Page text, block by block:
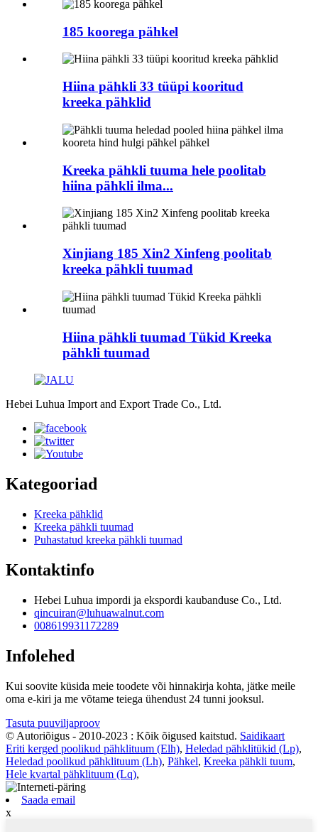
185 koorega pähkel
Hiina pähkli 33 tüüpi kooritud
kreeka pähklid
Kreeka pähkli tuuma hele poolitab
hiina pähkli ilma...
Xinjiang 185 Xin2 Xinfeng poolitab
kreeka pähkli tuumad
Hiina pähkli tuumad Tükid Kreeka
pähkli tuumad
Hebei Luhua Import and Export Trade Co., Ltd.
Kategooriad
Kreeka pähklid
Kreeka pähkli tuumad
Puhastatud kreeka pähkli tuumad
Kontaktinfo
Hebei Luhua impordi ja ekspordi kaubanduse Co., Ltd.
qincuiran@luhuawalnut.com
008619931172289
Infolehed
Kui soovite küsida meie toodete või hinnakirja kohta, jätke meile
oma e-kiri ja me võtame teiega ühendust 24 tunni jooksul.
Tasuta puuviljaproov
© Autoriõigus - 2010-2023 : Kõik õigused kaitstud. Saidikaart
Eriti kerged poolikud pähklituum (Elh), Heledad pähklitükid (Lp),
Heledad poolikud pähklituum (Lh), Pähkel, Kreeka pähkli tuum,
Hele kvartal pähklituum (Lq),
Saada email
x